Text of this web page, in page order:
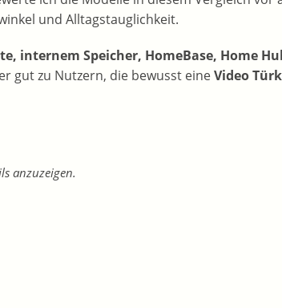
und Alltagstauglichkeit.
internem Speicher, HomeBase, Home
gut zu Nutzern, die bewusst eineVideo
anzuzeigen.